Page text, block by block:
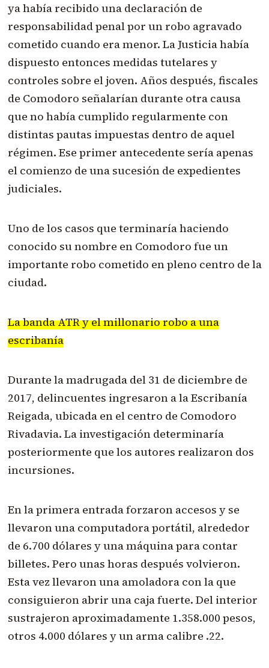
ya había recibido una declaración de
responsabilidad penal por un robo agravado
cometido cuando era menor. La Justicia había
dispuesto entonces medidas tutelares y
controles sobre el joven. Años después, fiscales
de Comodoro señalarían durante otra causa
que no había cumplido regularmente con
distintas pautas impuestas dentro de aquel
régimen. Ese primer antecedente sería apenas
el comienzo de una sucesión de expedientes
judiciales.
Uno de los casos que terminaría haciendo
conocido su nombre en Comodoro fue un
importante robo cometido en pleno centro de la
ciudad.
La banda ATR y el millonario robo a una
escribanía
Durante la madrugada del 31 de diciembre de
2017, delincuentes ingresaron a la Escribanía
Reigada, ubicada en el centro de Comodoro
Rivadavia. La investigación determinaría
posteriormente que los autores realizaron dos
incursiones.
En la primera entrada forzaron accesos y se
llevaron una computadora portátil, alrededor
de 6.700 dólares y una máquina para contar
billetes. Pero unas horas después volvieron.
Esta vez llevaron una amoladora con la que
consiguieron abrir una caja fuerte. Del interior
sustrajeron aproximadamente 1.358.000 pesos,
otros 4.000 dólares y un arma calibre .22.